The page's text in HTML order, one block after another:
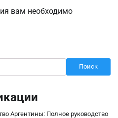
вам необходимо
Поиск
Аргентины: Полное руководство